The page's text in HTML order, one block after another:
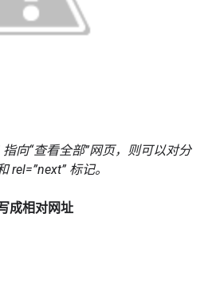
向“查看全部”网页，则可以对分
rel=”next” 标记。
成相对网址